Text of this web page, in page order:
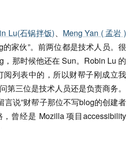
Lu(石锅拌饭)、 Meng Yan ( 孟岩 )
的家伙”。前两位都是技术人员。很
，那时候他还在 Sun。Robin Lu 的
阅列表中的，所以财帮子刚成立我
第三位是技术人员还是负责商务。
言说”财帮子那位不写blog的创建者
曾经是 Mozilla 项目accessibility